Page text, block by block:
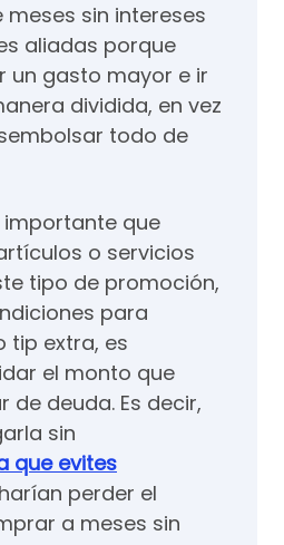
sin intereses
aliadas porque
un gasto mayor e ir
dividida, en vez
todo de
importante que
o servicios
tipo de promoción,
para
tip extra, es
el monto que
deuda. Es decir,
sin
que evites
perder el
a meses sin